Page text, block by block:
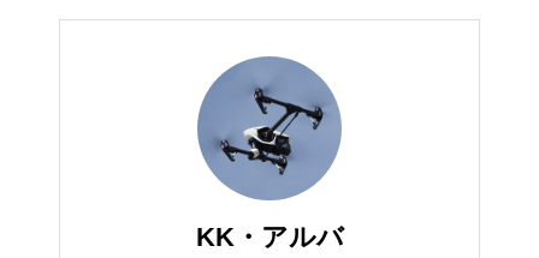
KK・アルバ